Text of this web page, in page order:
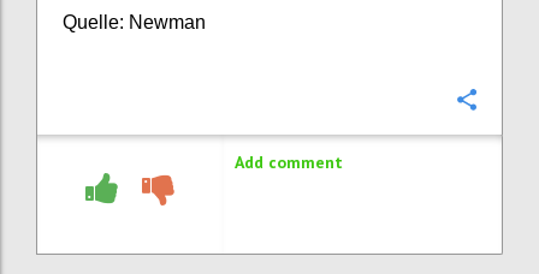
Quelle: Newman
Add comment